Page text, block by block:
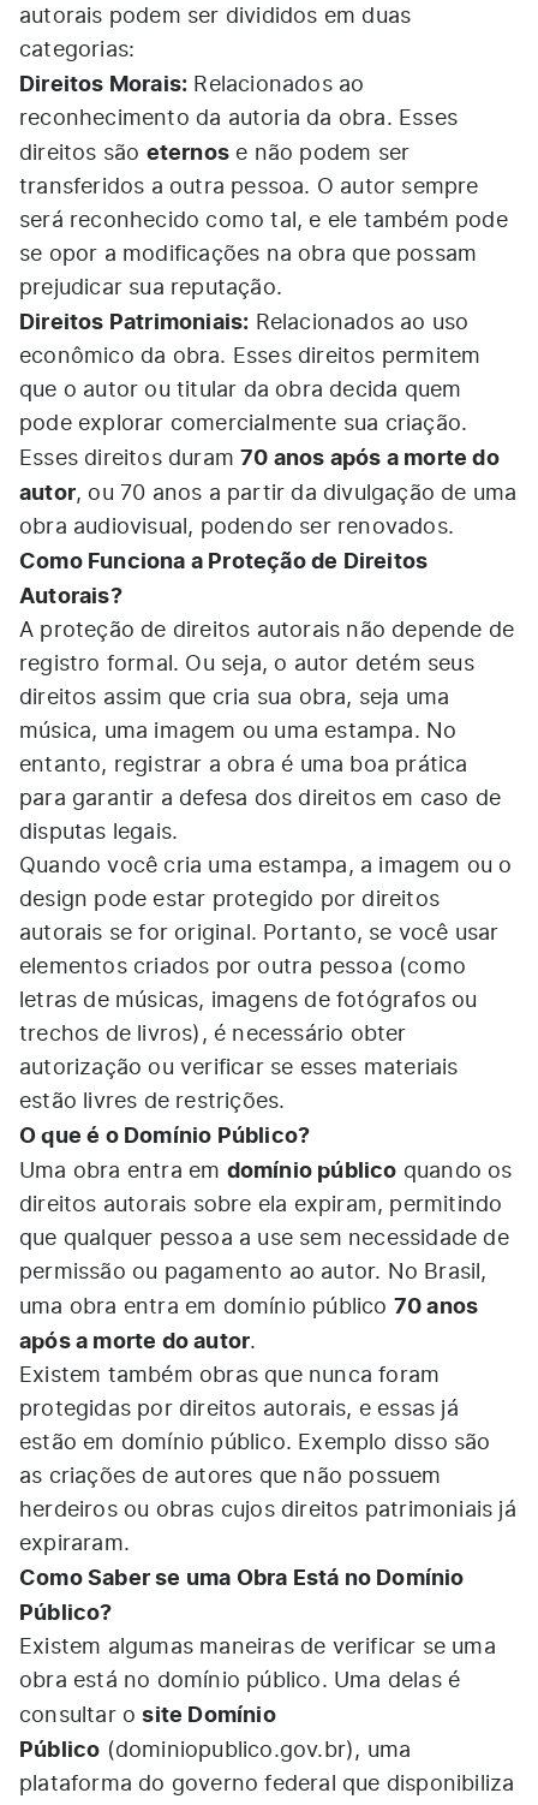
autorais podem ser divididos em duas
categorias:
Direitos Morais: Relacionados ao
reconhecimento da autoria da obra. Esses
direitos são eternos e não podem ser
transferidos a outra pessoa. O autor sempre
será reconhecido como tal, e ele também pode
se opor a modificações na obra que possam
prejudicar sua reputação.
Direitos Patrimoniais: Relacionados ao uso
econômico da obra. Esses direitos permitem
que o autor ou titular da obra decida quem
pode explorar comercialmente sua criação.
Esses direitos duram70 anos após a morte do
autor, ou 70 anos a partir da divulgação de uma
obra audiovisual, podendo ser renovados.
Como Funciona a Proteção de Direitos
Autorais?
A proteção de direitos autorais não depende de
registro formal. Ou seja, o autor detém seus
direitos assim que cria sua obra, seja uma
música, uma imagem ou uma estampa. No
entanto, registrar a obra é uma boa prática
para garantir a defesa dos direitos em caso de
disputas legais.
Quando você cria uma estampa, a imagem ou o
design pode estar protegido por direitos
autorais se for original. Portanto, se você usar
elementos criados por outra pessoa (como
letras de músicas, imagens de fotógrafos ou
trechos de livros), é necessário obter
autorização ou verificar se esses materiais
estão livres de restrições.
O que é o Domínio Público?
Uma obra entra em domínio público quando os
direitos autorais sobre ela expiram, permitindo
que qualquer pessoa a use sem necessidade de
permissão ou pagamento ao autor. No Brasil,
uma obra entra em domínio público 70 anos
após a morte do autor.
Existem também obras que nunca foram
protegidas por direitos autorais, e essas já
estão em domínio público. Exemplo disso são
as criações de autores que não possuem
herdeiros ou obras cujos direitos patrimoniais já
expiraram.
Como Saber se uma Obra Está no Domínio
Público?
Existem algumas maneiras de verificar se uma
obra está no domínio público. Uma delas é
consultar osite Domínio
Público (dominiopublico.gov.br), uma
plataforma do governo federal que disponibiliza